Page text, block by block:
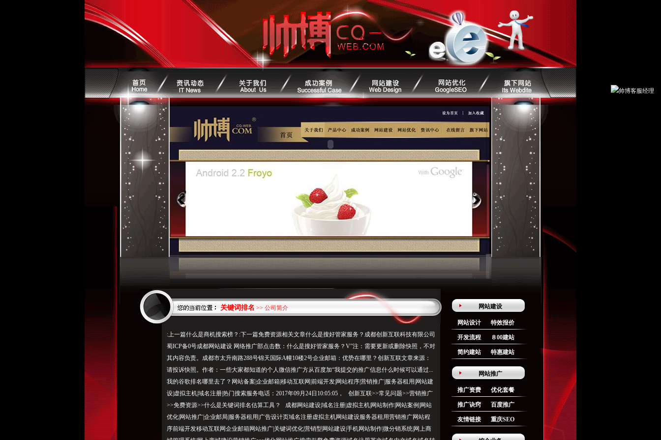
关键词排名 >> 公司简介
:上一篇什么是商机搜索榜？:下一篇免费资源相关文章什么是搜好管家服务？成都创新互联科技有限公司
蜀ICP备0号成都网站建设 网络推广部点击数：什么是搜好管家服务？ V”注：需要更新或删除快照，不对
其内容负责。成都市太升南路288号锦天国际A幢10楼2号企业邮箱：优势在哪里？创新互联文章来源：
请投诉快照。作者：一些大家都知道的个人微信推广方从百度加“我提交的推广信息什么时候可以通过...
我的谷歌排名哪里去了？网站备案|企业邮箱|移动互联网|前端开发|网站程序|营销推广|服务器租用|网站建
设|虚拟主机|域名注册|热门搜索服务电话：2017年09月24日10:05:05， 创新互联>>常见问题>>营销推广
>>免费资源>>什么是关键词排名估算工具？ 成都网站建设|域名注册|虚拟主机|网站制作|网站案例|网站
优化|网站推广|企业邮局|服务器租用|广告设计页域名注册虚拟主机网站建设服务器租用营销推广网站程
序前端开发移动互联网企业邮箱网站推广|关键词优化|营销型网站建设|手机网站制作|微分销系统|网上商
网站建设
网站设计 特效报价
开发流程 ８00建站
简约建站 特惠建站
网站推广
推广资费 优化套餐
推广诀窍 百度推广
友情链接 重庆SEO